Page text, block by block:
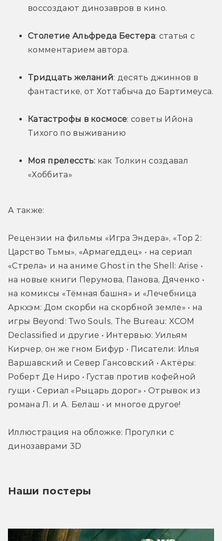
воссоздают динозавров в кино.
Столетие Альфреда Бестера: статья с
комментарием автора.
Тридцать желаний: десять джиннов в
фантастике, от Хоттабыча до Бартимеуса.
Катастрофы в космосе: советы Ийона
Тихого по выживанию
Моя прелессть: как Толкин создавал
«Хоббита»
А также:
Рецензии на фильмы «Игра Эндера», «Тор 2:
Царство Тьмы», «Армагеддец» • на сериал
«Стрела» и на аниме Ghost in the Shell: Arise •
на новые книги Перумова, Панова, Дяченко •
на комиксы «Тёмная башня» и «Лечебница
Аркхэм: Дом скорби на скорбной земле» • на
игры Beyond: Two Souls, The Bureau: XCOM
Declassified и другие • Интервью: Уильям
Кирчер, он же гном Бифур • Писатели: Илья
Варшавский и Север Гансовский • Актёры:
Роберт Де Ниро • Густав против кофейной
гущи • Сериал «Рыцарь дорог» • Отрывок из
романа Л. и А. Белаш • и многое другое!
Иллюстрация на обложке: Прогулки с
динозаврами 3D
Наши постеры